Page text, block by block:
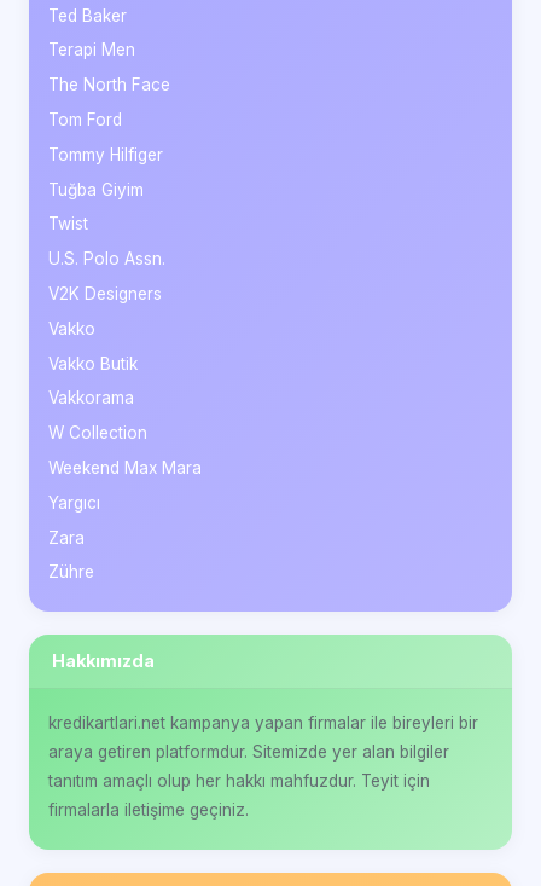
Ted Baker
Terapi Men
The North Face
Tom Ford
Tommy Hilfiger
Tuğba Giyim
Twist
U.S. Polo Assn.
V2K Designers
Vakko
Vakko Butik
Vakkorama
W Collection
Weekend Max Mara
Yargıcı
Zara
Zühre
Hakkımızda
kredikartlari.net kampanya yapan firmalar ile bireyleri bir
araya getiren platformdur. Sitemizde yer alan bilgiler
tanıtım amaçlı olup her hakkı mahfuzdur. Teyit için
firmalarla iletişime geçiniz.